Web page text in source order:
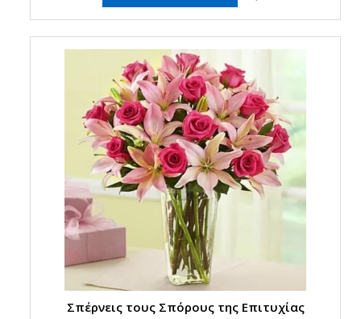
Σπέρνεις τους Σπόρους της Επιτυχίας